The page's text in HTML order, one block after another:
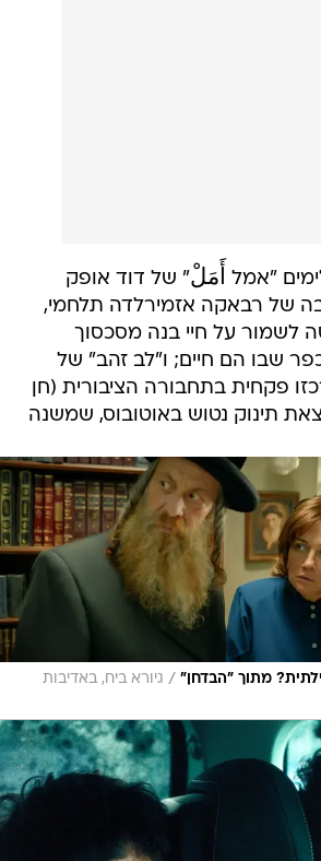
"אמל أَمَلْ" של דוד אופק
של רבאקה אזמירלדה תלחמי,
לשמור על חיי בנה מסכסוך
שבו הם חיים; ו"לב זהב" של
פקחית בתחבורה הציבורית (חן
תינוק נטוש באוטובוס, שמשנה
מתוך "הבדחן" / גיורא ביח, באדיבות